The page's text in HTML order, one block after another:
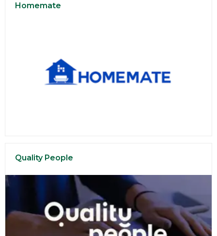
Homemate
Quality People